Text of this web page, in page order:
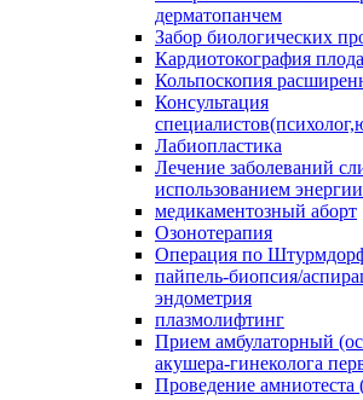
дерматопанчем
Забор биологических
Кардиотокография
Кольпоскопия
Консультация
Лабиопластика
Лечение заболеваний
использованием
медикаментозный аборт
Озонотерапия
Операция по
пайпель-биопсия/
эндометрия
плазмолифтинг
Прием амбулаторный
акушера-гинеколога
Проведение амниотеста